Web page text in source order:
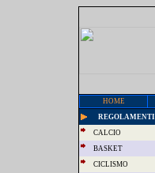
HOME
REGOLAMENTI
CALCIO
BASKET
CICLISMO